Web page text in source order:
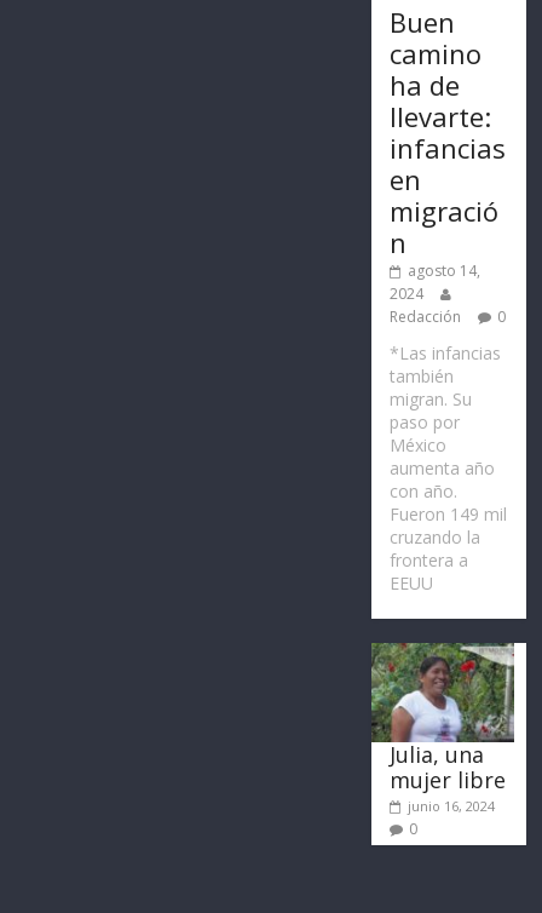
Buen
camino
ha de
llevarte:
infancias
en
migració
n
agosto 14,
2024
Redacción
0
*Las infancias
también
migran. Su
paso por
México
aumenta año
con año.
Fueron 149 mil
cruzando la
frontera a
EEUU
Julia, una
mujer libre
junio 16, 2024
0